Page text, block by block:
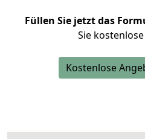
Füllen Sie jetzt das
Sie
Kostenlose